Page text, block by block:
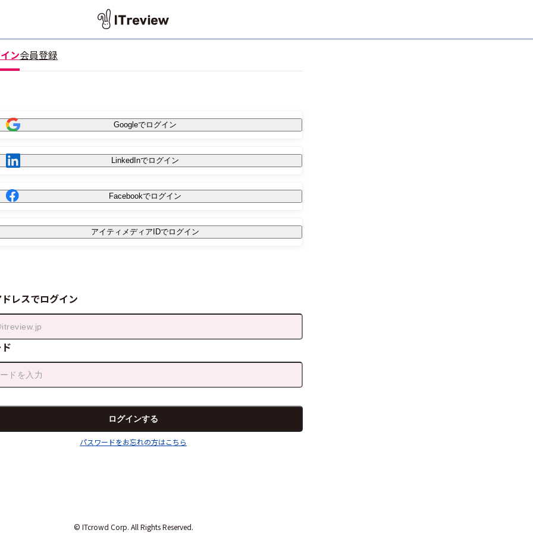
ン会員登録
Googleでログイン
LinkedInでログイン
Facebookでログイン
アイティメディアIDでログイン
レスでログイン
パスワードをお忘れの方はこちら
© ITcrowd Corp. All Rights Reserved.